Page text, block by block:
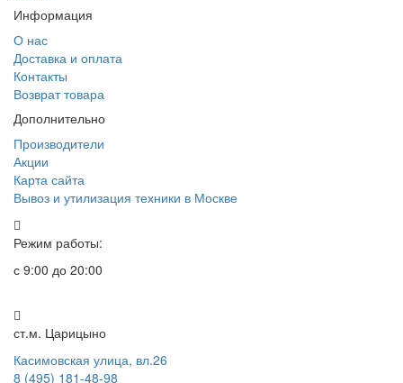
Информация
О нас
Доставка и оплата
Контакты
Возврат товара
Дополнительно
Производители
Акции
Карта сайта
Вывоз и утилизация техники в Москве
Режим работы:
с 9:00 до 20:00
ст.м. Царицыно
Касимовская улица, вл.26
8 (495) 181-48-98